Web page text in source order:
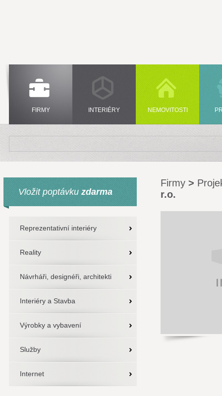
FIRMY INTERIÉRY NEMOVITOSTI
Vložit poptávku zdarma
Reprezentativní interiéry
Reality
Návrháři, designéři, architekti
Interiéry a Stavba
Výrobky a vybavení
Služby
Internet
Firmy >
r.o.